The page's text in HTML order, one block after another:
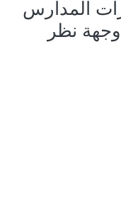
المدارس
وجهة نظر